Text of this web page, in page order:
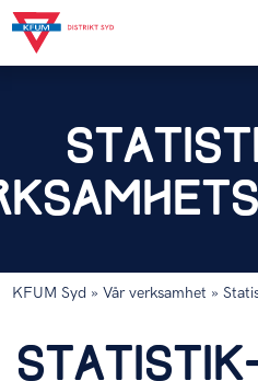
KFUM Syd » Vår verksamhet »